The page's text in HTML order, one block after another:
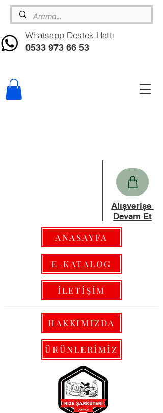
Alışverişe
Devam Et
Whatsapp Destek Hattı
0533 973 66 53
HAKKIMIZDA
ÜRÜNLERİMİZ
ANASAYFA
E-KATALOG
İLETİŞİM